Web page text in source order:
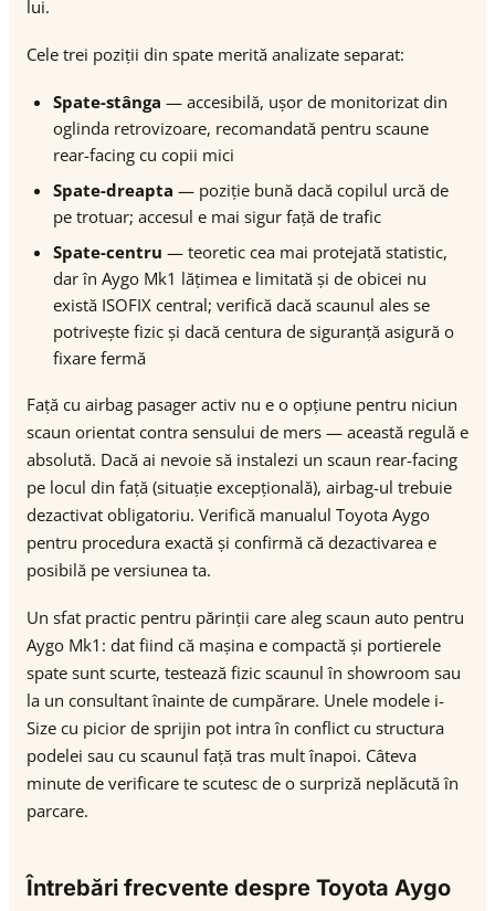
lui.
Cele trei poziții din spate merită analizate separat:
Spate-stânga — accesibilă, ușor de monitorizat din
oglinda retrovizoare, recomandată pentru scaune
rear-facing cu copii mici
Spate-dreapta — poziție bună dacă copilul urcă de
pe trotuar; accesul e mai sigur față de trafic
Spate-centru — teoretic cea mai protejată statistic,
dar în Aygo Mk1 lățimea e limitată și de obicei nu
există ISOFIX central; verifică dacă scaunul ales se
potrivește fizic și dacă centura de siguranță asigură o
fixare fermă
Față cu airbag pasager activ nu e o opțiune pentru niciun
scaun orientat contra sensului de mers — această regulă e
absolută. Dacă ai nevoie să instalezi un scaun rear-facing
pe locul din față (situație excepțională), airbag-ul trebuie
dezactivat obligatoriu. Verifică manualul Toyota Aygo
pentru procedura exactă și confirmă că dezactivarea e
posibilă pe versiunea ta.
Un sfat practic pentru părinții care aleg scaun auto pentru
Aygo Mk1: dat fiind că mașina e compactă și portierele
spate sunt scurte, testează fizic scaunul în showroom sau
la un consultant înainte de cumpărare. Unele modele i-
Size cu picior de sprijin pot intra în conflict cu structura
podelei sau cu scaunul față tras mult înapoi. Câteva
minute de verificare te scutesc de o surpriză neplăcută în
parcare.
Întrebări frecvente despre Toyota Aygo